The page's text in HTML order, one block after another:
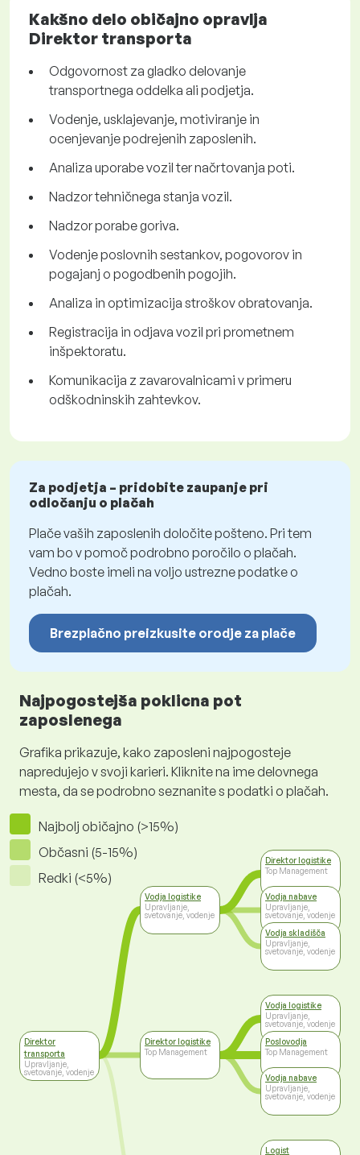
Kakšno delo običajno opravlja
Direktor transporta
Odgovornost za gladko delovanje
transportnega oddelka ali podjetja.
Vodenje, usklajevanje, motiviranje in
ocenjevanje podrejenih zaposlenih.
Analiza uporabe vozil ter načrtovanja poti.
Nadzor tehničnega stanja vozil.
Nadzor porabe goriva.
Vodenje poslovnih sestankov, pogovorov in
pogajanj o pogodbenih pogojih.
Analiza in optimizacija stroškov obratovanja.
Registracija in odjava vozil pri prometnem
inšpektoratu.
Komunikacija z zavarovalnicami v primeru
odškodninskih zahtevkov.
Za podjetja – pridobite zaupanje pri
odločanju o plačah
Plače vaših zaposlenih določite pošteno. Pri tem
vam bo v pomoč podrobno poročilo o plačah.
Vedno boste imeli na voljo ustrezne podatke o
plačah.
Brezplačno preizkusite orodje za plače
Najpogostejša poklicna pot
zaposlenega
Grafika prikazuje, kako zaposleni najpogosteje
napredujejo v svoji karieri. Kliknite na ime delovnega
mesta, da se podrobno seznanite s podatki o plačah.
Najbolj običajno (>15%)
Občasni (5-15%)
Redki (<5%)
Direktor
transporta
Upravljanje,
svetovanje, vodenje
Vodja logistike
Upravljanje,
svetovanje, vodenje
Direktor logistike
Top Management
Direktor logistike
Top Management
Vodja nabave
Upravljanje,
svetovanje, vodenje
Vodja skladišča
Upravljanje,
svetovanje, vodenje
Vodja logistike
Upravljanje,
svetovanje, vodenje
Poslovodja
Top Management
Vodja nabave
Upravljanje,
svetovanje, vodenje
Logist